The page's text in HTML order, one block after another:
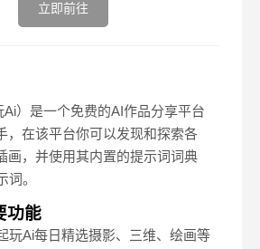
立即前往
Ai）是一个免费的AI作品分享平台
，在该平台你可以发现和探索各
画，并使用其内置的提示词词典
。
功能
玩Ai每日精选摄影、三维、绘画等